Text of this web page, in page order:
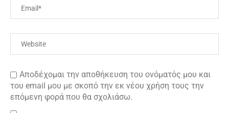
Αποδέχομαι την αποθήκευση του ονόματός μου και
του email μου με σκοπό την εκ νέου χρήση τους την
επόμενη φορά που θα σχολιάσω.